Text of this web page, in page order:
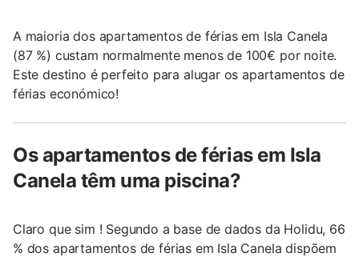
A maioria dos apartamentos de férias em Isla Canela
(87 %) custam normalmente menos de 100€ por noite.
Este destino é perfeito para alugar os apartamentos de
férias económico!
Os apartamentos de férias em Isla
Canela têm uma piscina?
Claro que sim ! Segundo a base de dados da Holidu, 66
% dos apartamentos de férias em Isla Canela dispõem